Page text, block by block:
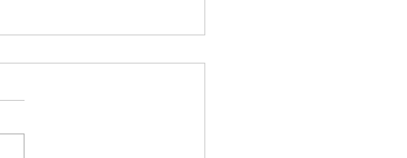
] 구립 문정1동 지역아